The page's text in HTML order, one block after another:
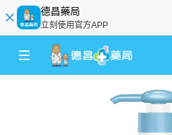
德昌藥局
立刻使用官方APP